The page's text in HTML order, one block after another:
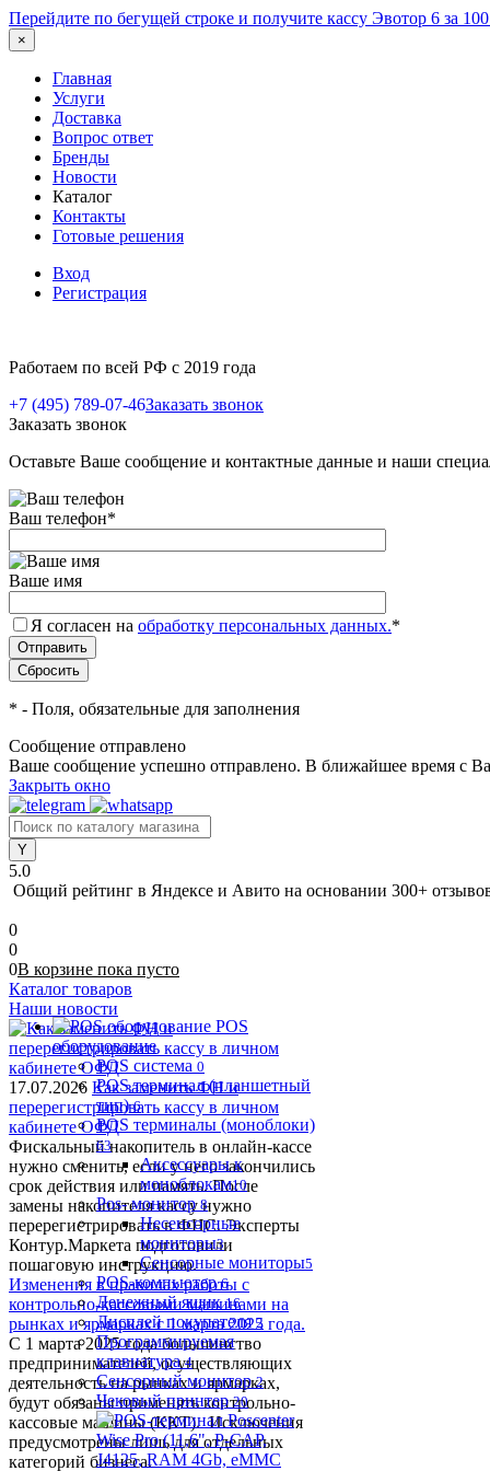
Перейдите по бегущей строке и получите кассу Эвотор 6 за
×
Главная
Услуги
Доставка
Вопрос ответ
Бренды
Новости
Каталог
Контакты
Готовые решения
Вход
Регистрация
Работаем по всей РФ с 2019 года
+7 (495) 789-07-46Заказать звонок
Заказать звонок
Оставьте Ваше сообщение и контактные данные и наши
Ваш телефон*
Ваше имя
Я согласен на обработку персональных данных.*
* - Поля, обязательные для заполнения
Сообщение отправлено
Ваше сообщение успешно отправлено. В ближайшее время с
Закрыть окно
5.0
Общий рейтинг в Яндексе и Авито на основании 300+
0
0
0В корзине пока пусто
Каталог товаров
POS
оборудование
POS система 0
POS терминал (планшетный
тип) 6
POS терминалы (моноблоки)
63
Аксессуары к
моноблокам10
Pos- монитор 8
Несенсорные
мониторы3
Сенсорные мониторы5
POS-компьютер 6
Денежный ящик 16
Дисплей покупателя 2
Программируемая
клавиатура 4
Сенсорный монитор 2
Чековый принтер 20
Наши новости
17.07.2026 Как заменить ФН и
перерегистрировать кассу в личном
кабинете ОФД
Фискальный накопитель в онлайн-кассе
нужно сменить, если у него закончились
срок действия или память. После
замены накопителя кассу нужно
перерегистрировать в ФНС. Эксперты
Контур.Маркета подготовили
пошаговую инструкцию.
Изменения в правилах работы с
контрольно-кассовыми машинами на
рынках и ярмарках с 1 марта 2025 года.
С 1 марта 2025 года большинство
предпринимателей, осуществляющих
деятельность на рынках и ярмарках,
будут обязаны применять контрольно-
кассовые машины (ККТ). Исключения
предусмотрены лишь для отдельных
категорий бизнеса.